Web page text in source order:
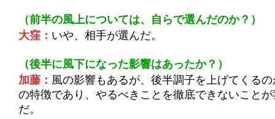
（前半の風上については、自らで選んだのか？）
大窪： いや、相手が選んだ。
（後半に風下になった影響はあったか？）
加藤： 風の影響もあるが、後半調子を上げてくる
の特徴であり、やるべきことを徹底できないこと
だ。